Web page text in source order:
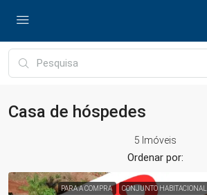
Casa de hóspedes
5 Imóveis
Ordenar por:
PARA A COMPRA CONJUNTO HABITACIONAL